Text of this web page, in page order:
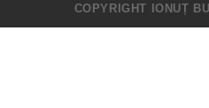
COPYRIGHT IONUȚ